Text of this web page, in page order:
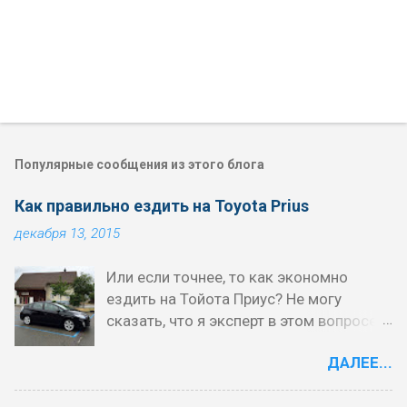
Популярные сообщения из этого блога
Как правильно ездить на Toyota Prius
декабря 13, 2015
Или если точнее, то как экономно
ездить на Тойота Приус? Не могу
сказать, что я эксперт в этом вопросе,
Приусе есть аж четыре различных
режима вождения: EV, ECO mode,
ДАЛЕЕ...